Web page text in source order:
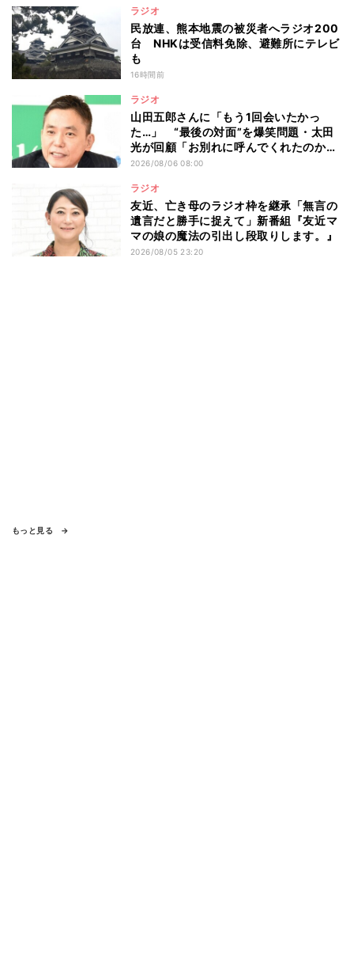
ラジオ
民放連、熊本地震の被災者へラジオ200
台 NHKは受信料免除、避難所にテレビ
も
16時間前
ラジオ
山田五郎さんに「もう1回会いたかっ
た…」 “最後の対面”を爆笑問題・太田
光が回顧「お別れに呼んでくれたのか
な」
2026/08/06 08:00
ラジオ
友近、亡き母のラジオ枠を継承「無言の
遺言だと勝手に捉えて」新番組『友近マ
マの娘の魔法の引出し段取りします。』
2026/08/05 23:20
もっと見る